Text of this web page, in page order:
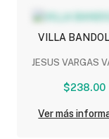
VILLA
JESUS VARGAS
$238.00
Ver más